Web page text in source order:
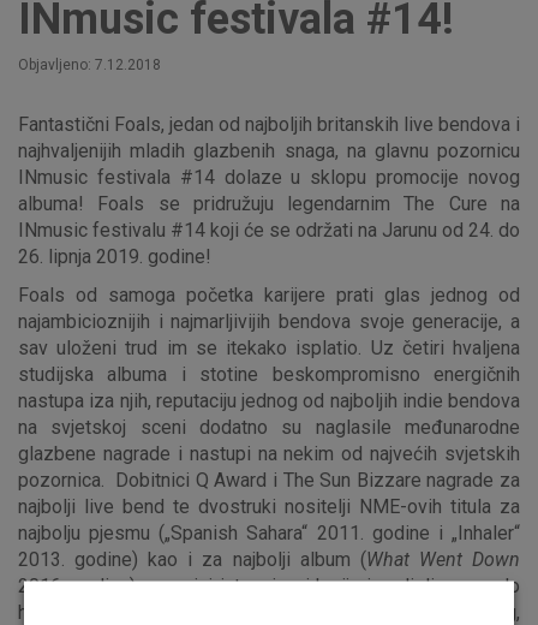
INmusic festivala #14!
Objavljeno: 7.12.2018
Fantastični Foals, jedan od najboljih britanskih live bendova i
najhvaljenijih mladih glazbenih snaga, na glavnu pozornicu
INmusic festivala #14 dolaze u sklopu promocije novog
albuma! Foals se pridružuju legendarnim The Cure na
INmusic festivalu #14 koji će se održati na Jarunu od 24. do
26. lipnja 2019. godine!
Foals od samoga početka karijere prati glas jednog od
najambicioznijih i najmarljivijih bendova svoje generacije, a
sav uloženi trud im se itekako isplatio. Uz četiri hvaljena
studijska albuma i stotine beskompromisno energičnih
nastupa iza njih, reputaciju jednog od najboljih indie bendova
na svjetskoj sceni dodatno su naglasile međunarodne
glazbene nagrade i nastupi na nekim od najvećih svjetskih
pozornica. Dobitnici Q Award i The Sun Bizzare nagrade za
najbolji live bend te dvostruki nositelji NME-ovih titula za
najbolju pjesmu („Spanish Sahara“ 2011. godine i „Inhaler“
2013. godine) kao i za najbolji album (What Went Down
2016. godine), u svojoj intenzivnoj karijeri uzdigli su se do
headliner statusa na nizu svjetskih festivala - Reading,